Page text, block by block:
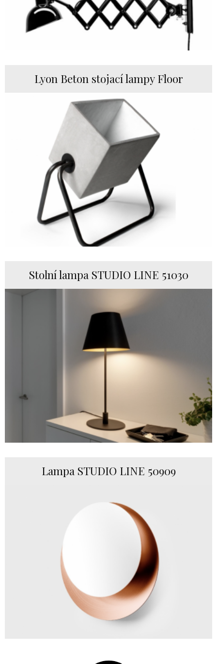
Lyon Beton stojací lampy Floor
Stolní lampa STUDIO LINE 51030
Lampa STUDIO LINE 50909